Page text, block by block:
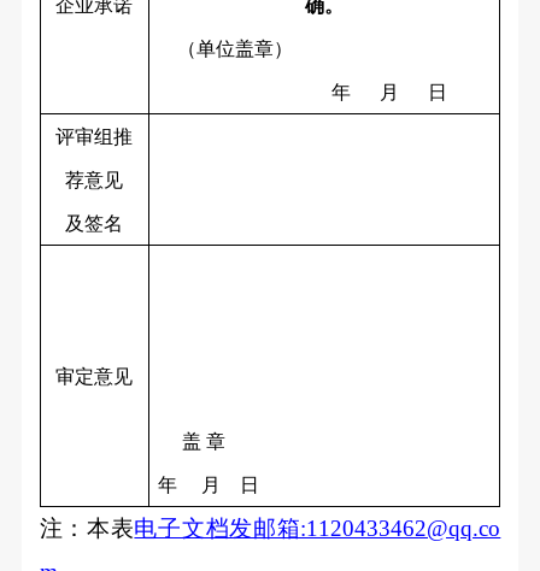
企业承诺 确。
（单位盖章）
年 月 日
评审组推
荐意见
及签名
审定意见
盖 章
年 月 日
注：本表电子文档发邮箱:1120433462@qq.co